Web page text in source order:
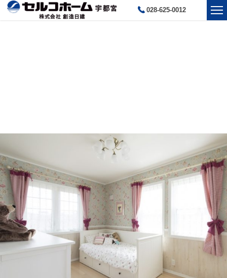
028-625-0012